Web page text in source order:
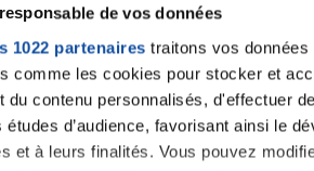
de vos données
1022 partenaires traitons vos
comme les cookies pour stocker et
du contenu personnalisés, d'effectuer
études d’audience, favorisant ainsi le
et à leurs finalités. Vous pouvez
Lancer